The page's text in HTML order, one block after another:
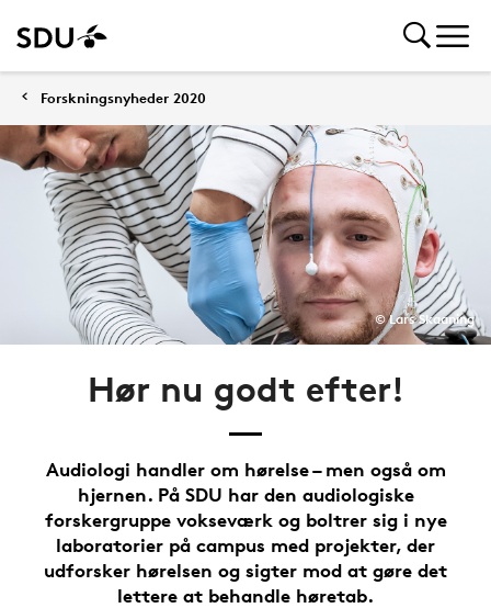
Forskningsnyheder 2020
© Lars Skaaning
Hør nu godt efter!
Audiologi handler om hørelse – men også om
hjernen. På SDU har den audiologiske
forskergruppe vokseværk og boltrer sig i nye
laboratorier på campus med projekter, der
udforsker hørelsen og sigter mod at gøre det
lettere at behandle høretab.